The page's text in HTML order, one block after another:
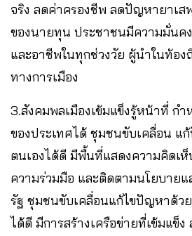
จริง ลดค่าครองชีพ ลดปัญหายาเส
ของนายทุน ประชาชนมีความมั่นค
และอาชีพในทุกช่วงวัย ผู้นำในท้อ
ทางการเมือง
3.สังคมพลเมืองเข้มแข็งรู้หน้าที่ ก
ของประเทศได้ ชุมชนขับเคลื่อน แ
ตนเองได้ดี มีพื้นที่แสดงความคิดเห็
ความร่วมมือ และติดตามนโยบายแ
รัฐ ชุมชนขับเคลื่อนแก้ไขปัญหาด้วย
ได้ดี มีการสร้างเครือข่ายที่เข้มแข็ง